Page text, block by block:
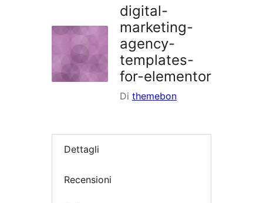
digital-
marketing-
agency-
templates-
for-elementor
Di themebon
Dettagli
Recensioni